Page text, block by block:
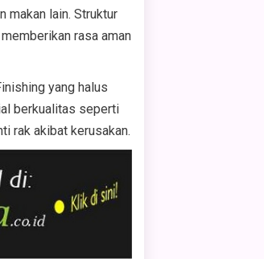
makan lain. Struktur
rasa aman
yang halus
berkualitas seperti
rak akibat kerusakan.